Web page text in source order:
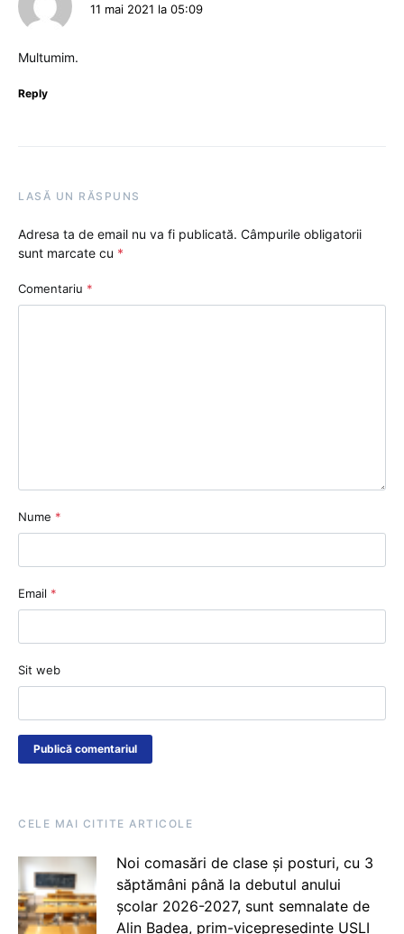
11 mai 2021 la 05:09
Multumim.
Reply
LASĂ UN RĂSPUNS
Adresa ta de email nu va fi publicată. Câmpurile obligatorii
sunt marcate cu *
Comentariu *
Nume *
Email *
Sit web
CELE MAI CITITE ARTICOLE
Noi comasări de clase și posturi, cu 3
săptămâni până la debutul anului
școlar 2026-2027, sunt semnalate de
Alin Badea, prim-vicepreședinte USLI